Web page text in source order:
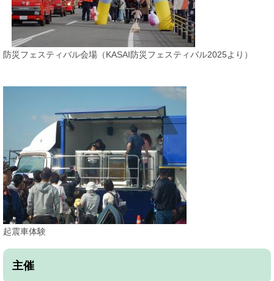
防災フェスティバル会場（KASAI防災フェスティバル2025より）
​起震車体験
主催